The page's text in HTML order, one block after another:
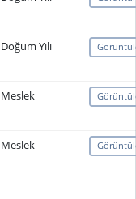
Doğum Yılı
Meslek
Meslek